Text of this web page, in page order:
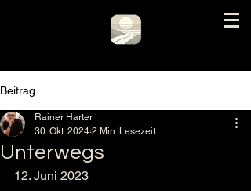
Beitrag
Unterwegs
Rainer Harter
30. Okt. 2024 2 Min. Lesezeit
12. Juni 2023